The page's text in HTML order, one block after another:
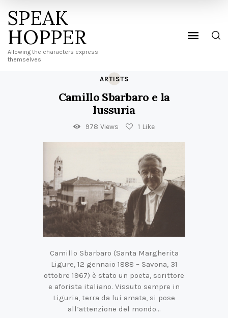
SPEAK
HOPPER
Allowing the characters express
themselves
ARTISTS
Camillo Sbarbaro e la
lussuria
978 Views 1 Like
Camillo Sbarbaro (Santa Margherita
Ligure, 12 gennaio 1888 – Savona, 31
ottobre 1967) è stato un poeta, scrittore
e aforista italiano. Vissuto sempre in
Liguria, terra da lui amata, si pose
all’attenzione del mondo…